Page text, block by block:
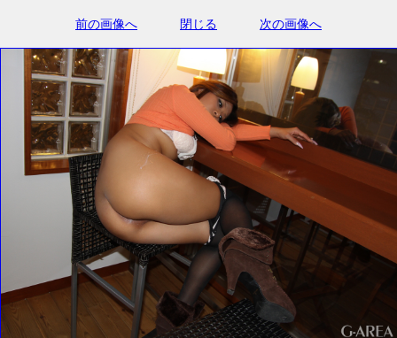
前の画像へ 閉じる 次の画像へ